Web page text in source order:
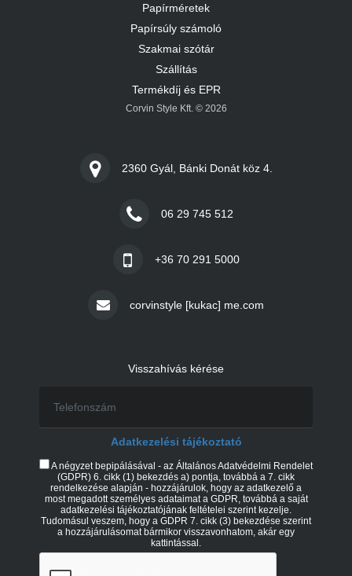
Papírméretek
Papírsúly számoló
Szakmai szótár
Szállítás
Termékdíj és EPR
Corvin Style Kft. © 2026
2360 Gyál, Bánki Donát köz 4.
06 29 745 512
+36 70 291 5000
corvinstyle [kukac] me.com
Visszahívás kérése
Adatkezelési tájékoztató
A négyzet bepipálásával - az Általános Adatvédelmi Rendelet
(GDPR) 6. cikk (1) bekezdés a) pontja, továbbá a 7. cikk
rendelkezése alapján - hozzájárulok, hogy az adatkezelő a
most megadott személyes adataimat a GDPR, továbbá a saját
adatkezelési tájékoztatójának feltételei szerint kezelje.
Tudomásul veszem, hogy a GDPR 7. cikk (3) bekezdése szerint
a hozzájárulásomat bármikor visszavonhatom, akár egy
kattintással.